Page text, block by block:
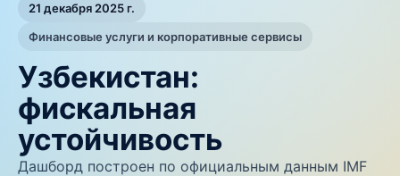
21 декабря 2025 г.
Финансовые услуги и корпоративные сервисы
Узбекистан:
фискальная
устойчивость
Дашборд построен по официальным данным IMF